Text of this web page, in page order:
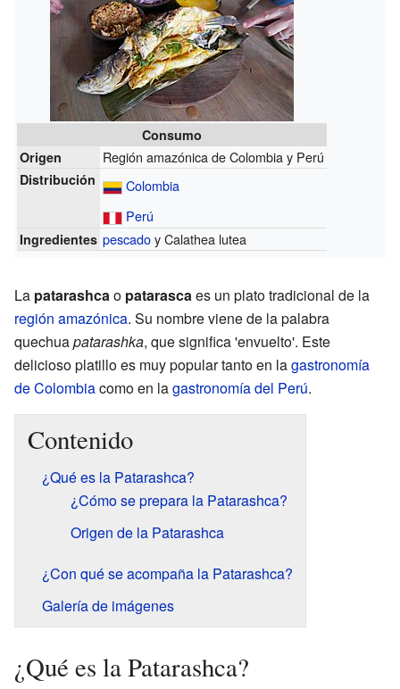
Consumo
Origen
Región amazónica de Colombia y Perú
Distribución
Colombia
Perú
Ingredientes pescadoy Calathea lutea
La patarashcao patarascaes un plato tradicional de la
región amazónica. Su nombre viene de la palabra
quechuapatarashka, que significa 'envuelto'. Este
delicioso platillo es muy popular tanto en lagastronomía
de Colombiacomo en lagastronomía del Perú.
Contenido
¿Qué es la Patarashca?
¿Cómo se prepara la Patarashca?
Origen de la Patarashca
¿Con qué se acompaña la Patarashca?
Galería de imágenes
¿Qué es la Patarashca?